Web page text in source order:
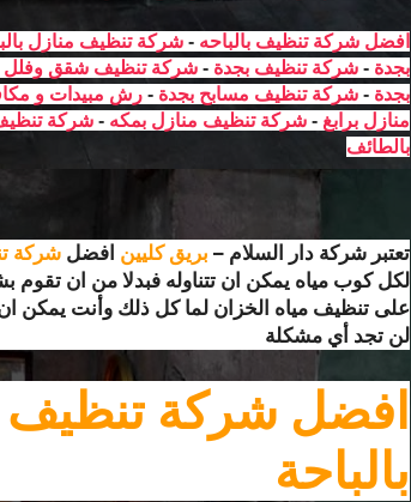
افضل شركة تنظيف بالباحه - شركة تنظيف منازل
بجدة - شركة تنظيف بجدة - شركة تنظيف شقق وفلل
بجدة - شركة تنظيف مسابح بجدة - رش مبيدات و
منازل برابغ - شركة تنظيف منازل بمكه - شركة
بالطائف
تعتبر شركة دار السلام – بريق كليين افضل شركة
لكل كوب مياه يمكن ان تتناوله فبدلا من ان تقوم
على تنظيف مياه الخزان لما كل ذلك وأنت يمكن
لن تجد أي مشكلة
افضل شركة تنظيف
بالباحة